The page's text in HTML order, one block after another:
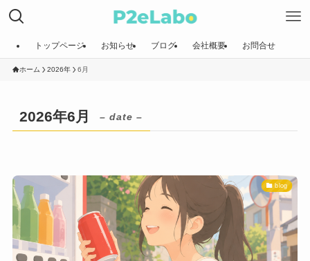
トップページ お知らせ ブログ 会社概要 お問合せ
ホーム 2026年 6月
2026年6月 – date –
blog